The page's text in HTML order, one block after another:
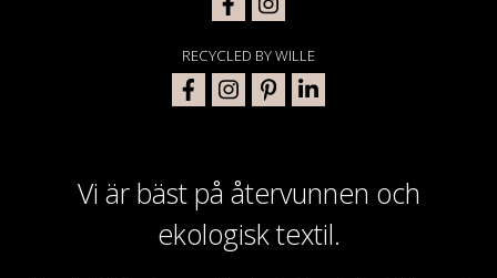
Vi är bäst på återvunnen och
ekologisk textil.
RECYCLED BY WILLE